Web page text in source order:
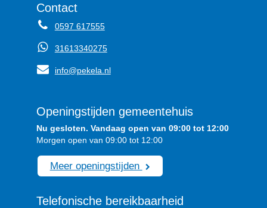
Contact
0597 617555
31613340275
info@pekela.nl
Openingstijden gemeentehuis
Nu gesloten. Vandaag open van 09:00 tot 12:00
Morgen open van 09:00 tot 12:00
Meer openingstijden
Telefonische bereikbaarheid